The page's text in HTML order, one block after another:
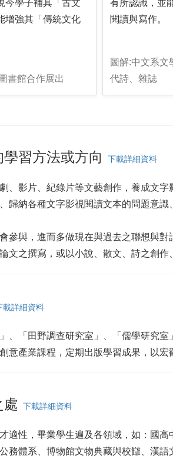
今學子補其「古文
增強其「傳統文化
書館合作展出
有所認識，並
閱讀與寫作。
圖解:中文系文
代詩、雜誌
習方法或方向 下載詳細資料
、影片、紀錄片等文藝創作，養成文字
歸納各種文字影視閱讀文本的問題意
參與，進而多做現在與過去之聯想與對
文之撰寫，或以小說、散文、詩之創
載詳細資料
、「田野調查研究室」、「儒學研究
意產業課程，定期出版學習成果，以
處 下載詳細資料
適性，畢業學生遍及各領域，如：國
務體系、博物館文物典藏與校讎、漢